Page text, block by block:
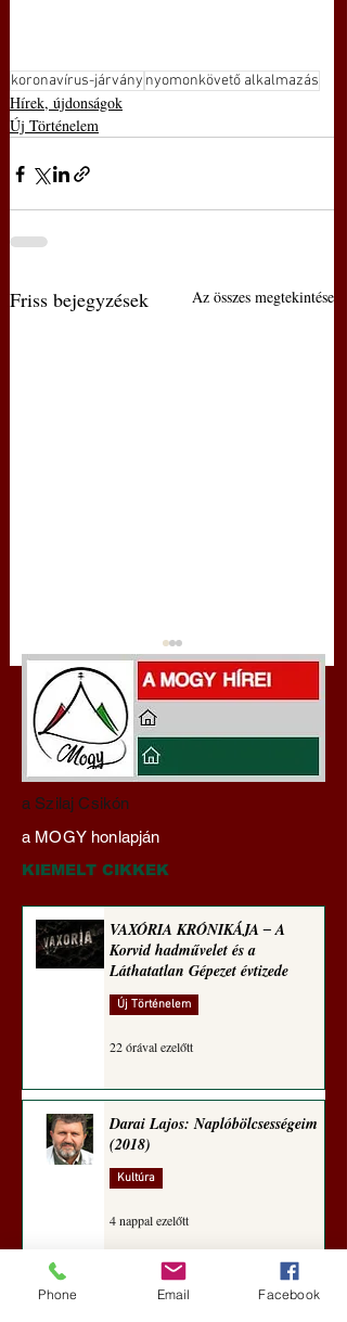
koronavírus-járvány nyomonkövető alkalmazás
Hírek, újdonságok
Új Történelem
Friss bejegyzések Az összes megtekintése
VAXÓRIA KRÓNIKÁJA
‒ A Korvid hadművelet
és a Láthatatlan Gépezet
évtizede
a Szilaj Csikón
a MOGY honlapján
KIEMELT CIKKEK
VAXÓRIA KRÓNIKÁJA ‒ A
Korvid hadművelet és a
Láthatatlan Gépezet évtizede
Új Történelem
22 órával ezelőtt
Darai Lajos: Naplóbölcsességeim
(2018)
Kultúra
4 nappal ezelőtt
Phone Email Facebook